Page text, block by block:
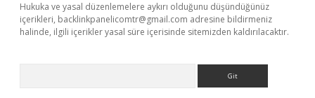
Hukuka ve yasal düzenlemelere aykırı olduğunu düşündüğünüz
içerikleri, backlinkpanelicomtr@gmail.com adresine bildirmeniz
halinde, ilgili içerikler yasal süre içerisinde sitemizden kaldırılacaktır.